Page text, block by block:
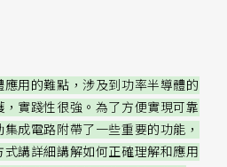
用的難點，涉及到功率半導體的
實踐性很強。為了方便實現可靠
成電路附帶了一些重要的功能，
講詳細講解如何正確理解和應用